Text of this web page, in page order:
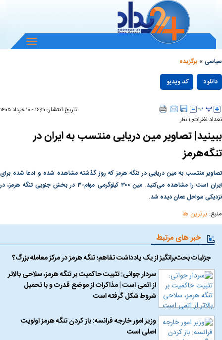
باز
و
سیاسی » برگزیده
Video
کد ویدیو دانلود
تاریخ انتشار: ۱۶:۲۰ - ۱۰ خرداد ۱۴۰۵
تعداد نظرات: ۱ نظر
ببینید| تصاویر مین دریایی منتسب به ایران در
تنگه‌هرمز
تصاویر منتسب به مین دریایی در تنگه هرمز که روز گذشته مشاهده شده و ادعا شده برای
ایران است را مشاهده می‌کنید. مین ۳۰۰ کیلوگرمی مهام-۳ در بخش جنوبی تنگه هرمز، در
نزدیکی سواحل عمان دیده شد.
منبع: برترین ها
خبر های مرتبط
جزئیات بحث‌برانگیز از یک یادداشت تفاهم؛ تنگه هرمز در مرکز معامله بزرگ؟
سردار جوانی: تثبیت حاکمیت بر تنگه هرمز، سلاحی بالاتر
از اتمی است | مذاکرات از موضع قدرت و با تحمیل
شروط شکل گرفته است
وزیر امور خارجه فرانسه: باز کردن تنگه هرمز اولویت
اصلی است